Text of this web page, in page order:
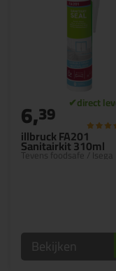
illbruck FA201
Sanitairkit 310ml
Tevens foodsafe / Isega
6,39
Bekijken